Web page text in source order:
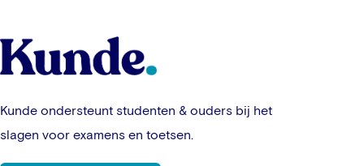
Kunde ondersteunt studenten & ouders bij het
slagen voor examens en toetsen.